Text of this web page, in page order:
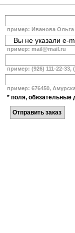
пример: Иванова Ольга
пример: mail@mail.ru
пример: (926) 111-22-33,
пример: 676450,
* поля, обязательные